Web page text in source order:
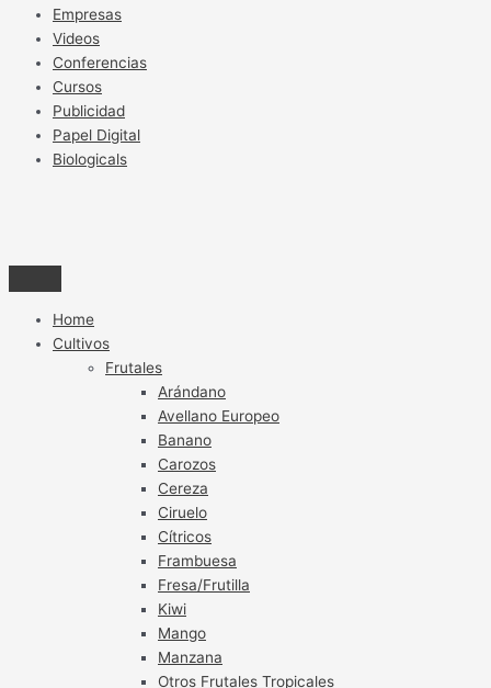
Empresas
Videos
Conferencias
Cursos
Publicidad
Papel Digital
Biologicals
Home
Cultivos
Frutales
Arándano
Avellano Europeo
Banano
Carozos
Cereza
Ciruelo
Cítricos
Frambuesa
Fresa/Frutilla
Kiwi
Mango
Manzana
Otros Frutales Tropicales